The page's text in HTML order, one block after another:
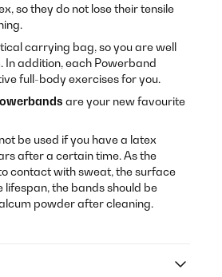
so they do not lose their tensile
carrying bag, so you are well
In addition, each Powerband
full-body exercises for you.
are your new favourite
be used if you have a latex
after a certain time. As the
contact with sweat, the surface
the bands should be
powder after cleaning.